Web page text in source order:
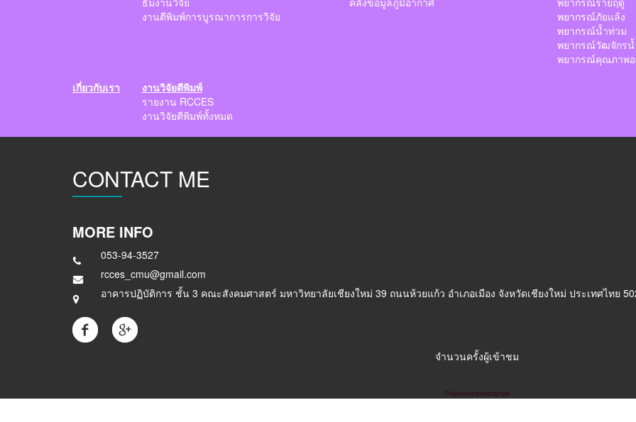
งานตีพิมพ์การบูรณาการการวิจัย
พยากรณ์ภัยแล้ง
พยากรณ์น้ำท่วม
พยากรณ์วัฒจักรน้
พยากรณ์คุณภาพอ
เกี่ยวกับเรา
งานวิจัยตีพิมพ์
รายงาน RCCES
งานวิจัยตีพิมพ์ทั้งหมด
CONTACT ME
MORE INFO
053-94-3527
rcces_cmu@gmail.com
อาคารปฏิบัติการ ชั้น 3 คณะสังคมศาสตร์ มหาวิทยาลัยเชียงใหม่ 39 ถนนห้วยแก้ว อำเภอเมือง จังหวัดเชียงใหม่ ประเทศไทย
จำนวนครั้งผู้เข้าชม
Polymerisationslampe